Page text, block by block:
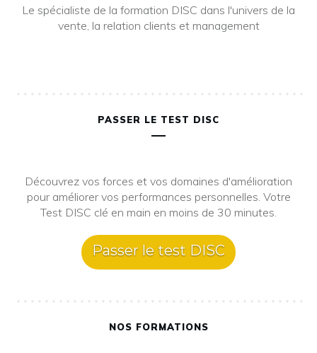
Le spécialiste de la formation DISC dans l'univers de la
vente, la relation clients et management
PASSER LE TEST DISC
Découvrez vos forces et vos domaines d'amélioration
pour améliorer vos performances personnelles. Votre
Test DISC clé en main en moins de 30 minutes.
Passer le test DISC
NOS FORMATIONS